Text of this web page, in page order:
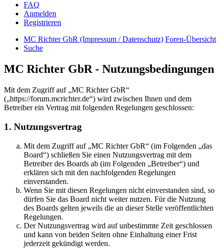
FAQ
Anmelden
Registrieren
MC Richter GbR (Impressum / Datenschutz) Foren-Übersicht
Suche
MC Richter GbR - Nutzungsbedingungen
Mit dem Zugriff auf „MC Richter GbR“
(„https://forum.mcrichter.de“) wird zwischen Ihnen und dem
Betreiber ein Vertrag mit folgenden Regelungen geschlossen:
1. Nutzungsvertrag
Mit dem Zugriff auf „MC Richter GbR“ (im Folgenden „das
Board“) schließen Sie einen Nutzungsvertrag mit dem
Betreiber des Boards ab (im Folgenden „Betreiber“) und
erklären sich mit den nachfolgenden Regelungen
einverstanden.
Wenn Sie mit diesen Regelungen nicht einverstanden sind, so
dürfen Sie das Board nicht weiter nutzen. Für die Nutzung
des Boards gelten jeweils die an dieser Stelle veröffentlichten
Regelungen.
Der Nutzungsvertrag wird auf unbestimmte Zeit geschlossen
und kann von beiden Seiten ohne Einhaltung einer Frist
jederzeit gekündigt werden.